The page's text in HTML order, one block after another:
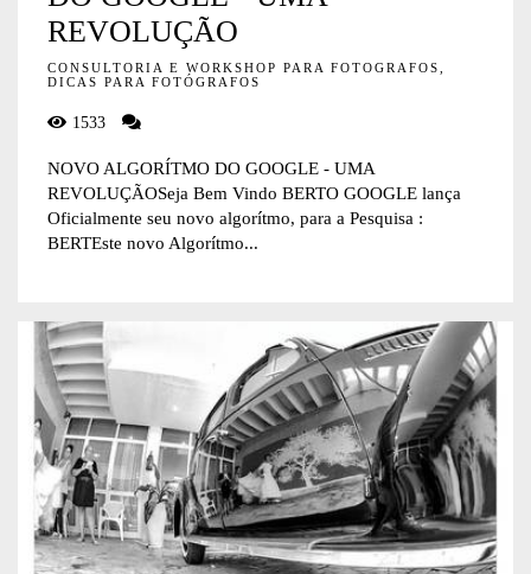
REVOLUÇÃO
CONSULTORIA E WORKSHOP PARA FOTOGRAFOS,
DICAS PARA FOTÓGRAFOS
1533
NOVO ALGORÍTMO DO GOOGLE - UMA
REVOLUÇÃOSeja Bem Vindo BERTO GOOGLE lança
Oficialmente seu novo algorítmo, para a Pesquisa :
BERTEste novo Algorítmo...